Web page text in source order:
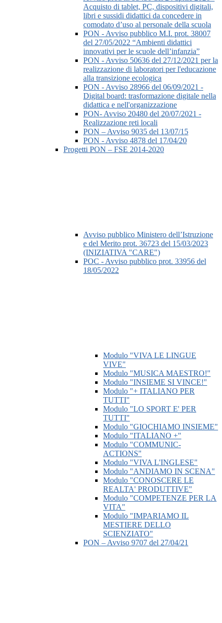
Acquisto di tablet, PC, dispositivi digitali,
libri e sussidi didattici da concedere in
comodato d’uso al personale della scuola
PON - Avviso pubblico M.I. prot. 38007
del 27/05/2022 “Ambienti didattici
innovativi per le scuole dell’infanzia”
PON - Avviso 50636 del 27/12/2021 per la
realizzazione di laboratori per l'educazione
alla transizione ecologica
PON - Avviso 28966 del 06/09/2021 -
Digital board: trasformazione digitale nella
didattica e nell'organizzazione
PON- Avviso 20480 del 20/07/2021 -
Realizzazione reti locali
PON – Avviso 9035 del 13/07/15
PON - Avviso 4878 del 17/04/20
Progetti PON – FSE 2014-2020
Avviso pubblico Ministero dell’Istruzione
e del Merito prot. 36723 del 15/03/2023
(INIZIATIVA "CARE")
POC - Avviso pubblico prot. 33956 del
18/05/2022
Modulo "VIVA LE LINGUE
VIVE"
Modulo "MUSICA MAESTRO!"
Modulo "INSIEME SI VINCE!"
Modulo "+ ITALIANO PER
TUTTI"
Modulo "LO SPORT E' PER
TUTTI"
Modulo "GIOCHIAMO INSIEME"
Modulo "ITALIANO +"
Modulo "COMMUNIC-
ACTIONS"
Modulo "VIVA L'INGLESE"
Modulo "ANDIAMO IN SCENA"
Modulo "CONOSCERE LE
REALTA' PRODUTTIVE"
Modulo "COMPETENZE PER LA
VITA"
Modulo "IMPARIAMO IL
MESTIERE DELLO
SCIENZIATO"
PON – Avviso 9707 del 27/04/21